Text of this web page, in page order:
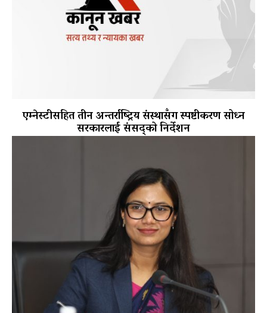
एम्नेस्टीसहित तीन अन्तर्राष्ट्रिय संस्थासँग स्पष्टीकरण सोध्न
सरकारलाई संसद्को निर्देशन